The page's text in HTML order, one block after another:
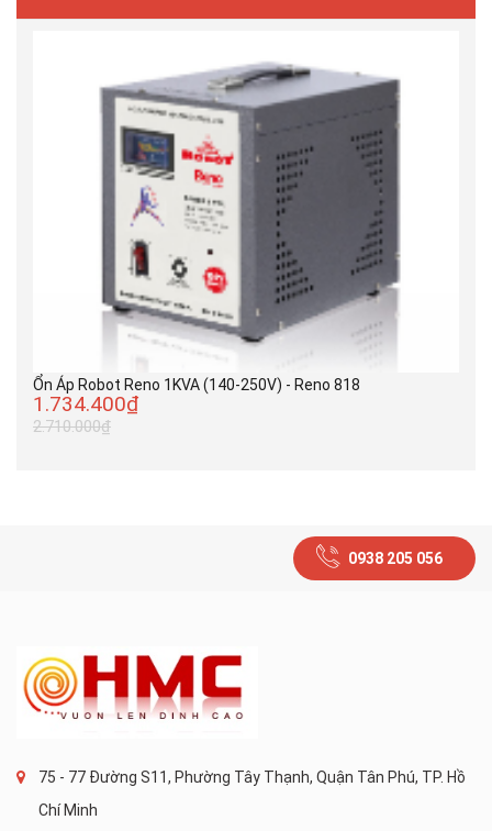
Ổn Áp Robot Reno 1KVA (140-250V) - Reno 818
1.734.400₫
2.710.000₫
0938 205 056
75 - 77 Đường S11, Phường Tây Thạnh, Quận Tân Phú, TP. Hồ
Chí Minh